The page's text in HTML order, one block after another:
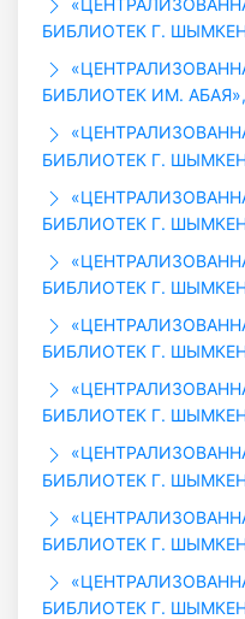
БИБЛИОТЕК Г.
БИБЛИОТЕК ИМ.
БИБЛИОТЕК Г.
БИБЛИОТЕК Г.
БИБЛИОТЕК Г.
БИБЛИОТЕК Г.
БИБЛИОТЕК Г.
БИБЛИОТЕК Г.
БИБЛИОТЕК Г.
БИБЛИОТЕК Г.